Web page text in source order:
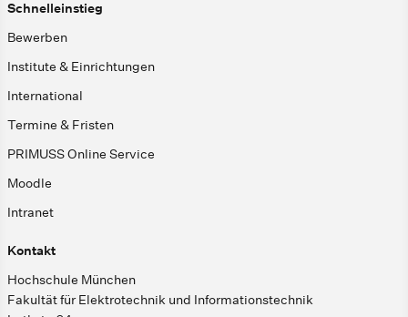
Schnelleinstieg
Bewerben
Institute & Einrichtungen
International
Termine & Fristen
PRIMUSS Online Service
Moodle
Intranet
Kontakt
Hochschule München
Fakultät für Elektrotechnik und Informationstechnik